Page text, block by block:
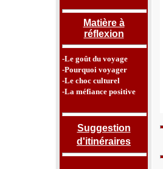
Matière à
réflexion
-Le goût du voyage
-Pourquoi voyager
-Le choc culturel
-La méfiance positive
Suggestion
d'itinéraires